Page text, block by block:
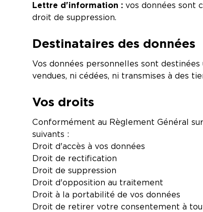
Lettre d'information : vos données sont
droit de suppression.
Destinataires des données
Vos données personnelles sont
vendues, ni cédées, ni transmises à des
Vos droits
Conformément au Règlement Général
suivants :
Droit d'accès à vos données
Droit de rectification
Droit de suppression
Droit d'opposition au traitement
Droit à la portabilité de vos données
Droit de retirer votre consentement à